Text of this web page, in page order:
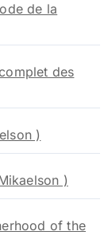
de la
des
)
)
of the